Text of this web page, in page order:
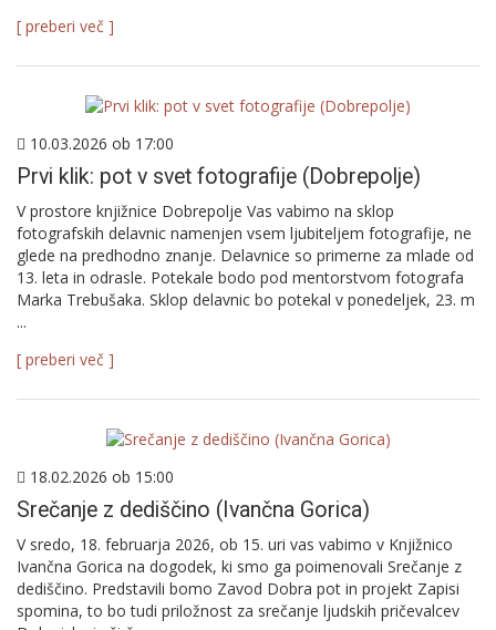
[ preberi več ]
10.03.2026 ob 17:00
Prvi klik: pot v svet fotografije (Dobrepolje)
V prostore knjižnice Dobrepolje Vas vabimo na sklop
fotografskih delavnic namenjen vsem ljubiteljem fotografije, ne
glede na predhodno znanje. Delavnice so primerne za mlade od
13. leta in odrasle. Potekale bodo pod mentorstvom fotografa
Marka Trebušaka. Sklop delavnic bo potekal v ponedeljek, 23. m
...
[ preberi več ]
18.02.2026 ob 15:00
Srečanje z dediščino (Ivančna Gorica)
V sredo, 18. februarja 2026, ob 15. uri vas vabimo v Knjižnico
Ivančna Gorica na dogodek, ki smo ga poimenovali Srečanje z
dediščino. Predstavili bomo Zavod Dobra pot in projekt Zapisi
spomina, to bo tudi priložnost za srečanje ljudskih pričevalcev